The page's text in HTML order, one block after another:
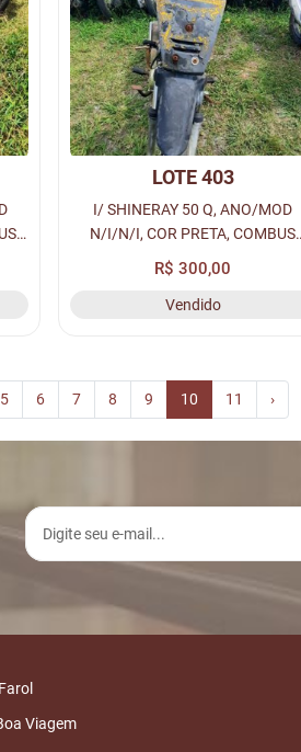
LOTE 403
I/ SHINERAY 50 Q, ANO/MOD
N/I/N/I, COR PRETA, COMBUS
GASOLINA, PLACA N/I - N/I,
RENAVAM N/I, CHASSI N/I, Nº
MOTOR N/I, LOC. PÁTIO MACEIÓ
R$ 300,00
Vendido
5 6 7 8 9 10 11 ›
Viagem